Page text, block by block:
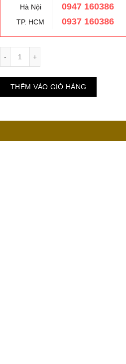
Hà Nội 0947 160386
TP. HCM 0937 160386
THÊM VÀO GIỎ HÀNG